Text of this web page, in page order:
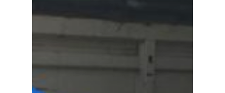
Inicio
Quienes Somos
Adopta un Abuelo
Contacto